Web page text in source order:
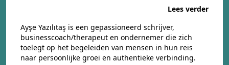
Lees verder
Ayşe Yazılıtaş is een gepassioneerd schrijver,
businesscoach/therapeut en ondernemer die zich
toelegt op het begeleiden van mensen in hun reis
naar persoonlijke groei en authentieke verbinding.